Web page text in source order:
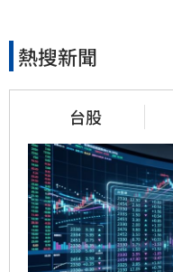
熱搜新聞
台股